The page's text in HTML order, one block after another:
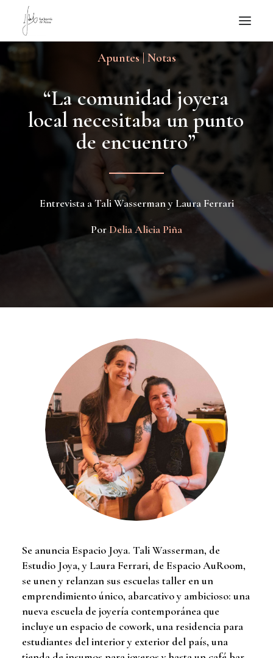
NOTICIAS DE JOYERÍA CONTEMPORÁNEA
NOVEDADES
DE VISITA
APUNTES
Apuntes | Notas
“Lacomunidad joyera
localnecesitaba unpunto
de encuentro”
Entrevista a Tali Wasserman y Laura Ferrari
PorDelia Alicia Piña
Se anuncia Espacio Joya. Tali Wasserman, de
Estudio Joya, y Laura Ferrari, de Espacio AuRoom,
se unen y relanzan sus escuelas taller en un
emprendimiento único, abarcativo y ambicioso: una
nueva escuela de joyería contemporánea que
incluye un espacio de cowork, una residencia para
estudiantes del interior y exterior del país, una